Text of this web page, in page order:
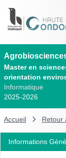
Master en
orientation
Informatique
2025-2026
Accueil Retour
Informations